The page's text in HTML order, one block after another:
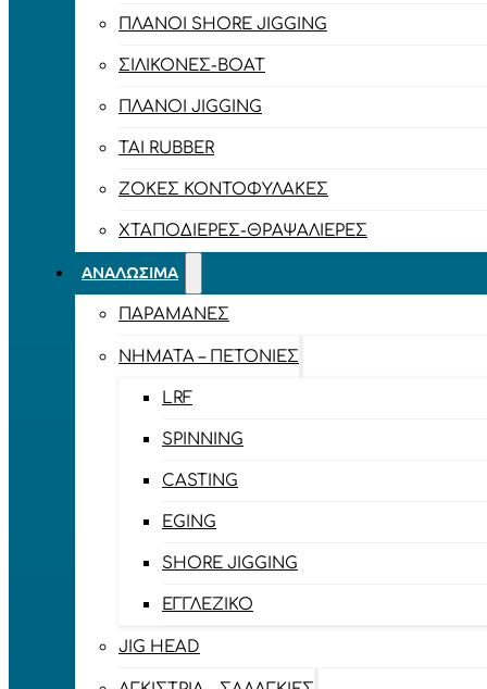
ΠΛΆΝΟΙ SHORE JIGGING
ΣΙΛΙΚΌΝΕΣ-BOAT
ΠΛΆΝΟΙ JIGGING
TAI RUBBER
ΖΌΚΕΣ ΚΟΝΤΟΦΎΛΑΚΕΣ
ΧΤΑΠΟΔΙΈΡΕΣ-ΘΡΑΨΑΛΙΈΡΕΣ
ΑΝΑΛΏΣΙΜΑ
ΠΑΡΑΜΆΝΕΣ
ΝΉΜΑΤΑ – ΠΕΤΟΝΙΈΣ
LRF
SPINNING
CASTING
EGING
SHORE JIGGING
ΕΓΓΛΈΖΙΚΟ
JIG HEAD